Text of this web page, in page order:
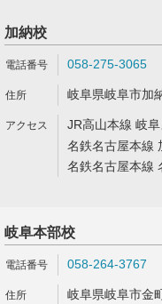
加納校
058-275-3065
岐阜県岐阜市加
JR高山本線 岐
名鉄名古屋本線
名鉄名古屋本線
岐阜本部校
058-264-3767
岐阜県岐阜市金